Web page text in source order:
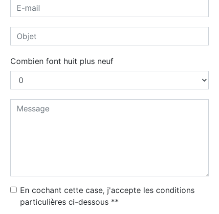
Combien font huit plus neuf
En cochant cette case, j'accepte les conditions
particulières ci-dessous **